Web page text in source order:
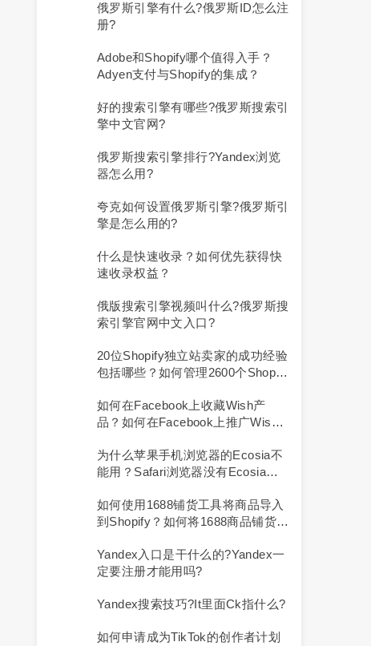
俄罗斯引擎有什么?俄罗斯ID怎么注
册?
Adobe和Shopify哪个值得入手？
Adyen支付与Shopify的集成？
好的搜索引擎有哪些?俄罗斯搜索引
擎中文官网?
俄罗斯搜索引擎排行?yandex浏览
器怎么用?
夸克如何设置俄罗斯引擎?俄罗斯引
擎是怎么用的?
什么是快速收录？如何优先获得快
速收录权益？
俄版搜索引擎视频叫什么?俄罗斯搜
索引擎官网中文入口?
20位Shopify独立站卖家的成功经验
包括哪些？如何管理2600个Shopify
如何在Facebook上收藏Wish产
品？如何在Facebook上推广Wish
为什么苹果手机浏览器的ecosia不
能用？safari浏览器没有ecosia怎
如何使用1688铺货工具将商品导入
到Shopify？如何将1688商品铺货到
Yandex入口是干什么的?yandex一
定要注册才能用吗?
Yandex搜索技巧?it里面ck指什么?
如何申请成为TikTok的创作者计划